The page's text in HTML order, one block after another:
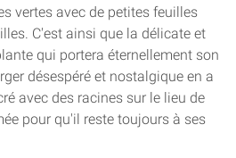
vertes avec de petites feuilles
C'est ainsi que la délicate et
qui portera éternellement son
désespéré et nostalgique en a
avec des racines sur le lieu de
pour qu'il reste toujours à ses